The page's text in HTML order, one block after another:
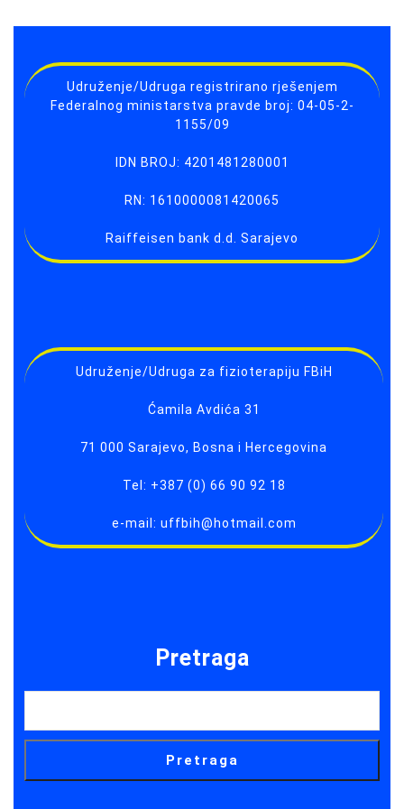
Udruženje/Udruga registrirano rješenjem
Federalnog ministarstva pravde broj: 04-05-2-
1155/09
IDN BROJ: 4201481280001
RN: 1610000081420065
Raiffeisen bank d.d. Sarajevo
Udruženje/Udruga za fizioterapiju FBiH
Ćamila Avdića 31
71 000 Sarajevo, Bosna i Hercegovina
Tel: +387 (0) 66 90 92 18
e-mail: uffbih@hotmail.com
Pretraga
Pretraga